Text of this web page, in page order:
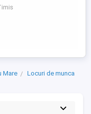
de experienta in
- Tichete de masa
- Mediu de lucru
Mare
Locuri de munca